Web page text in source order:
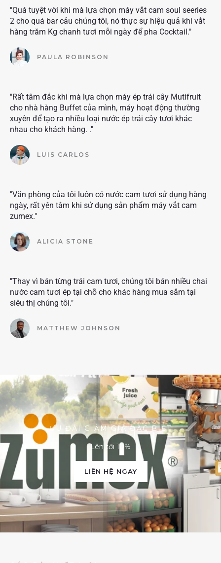
"Quá tuyệt vời khi mà lựa chọn máy vắt cam soul seeries
2 cho quá bar cảu chúng tôi, nó thực sự hiệu quả khi vắt
hàng trăm Kg chanh tươi mỗi ngày để pha Cocktail."
PAULA ROBINSON
"Rất tâm đắc khi mà lựa chọn máy ép trái cây Mutifruit
cho nhà hàng Buffet của mình, máy hoạt động thường
xuyên để tạo ra nhiều loại nước ép trái cây tươi khác
nhau cho khách hàng. ."
LUIS CARLOS
"Văn phòng của tôi luôn có nước cam tươi sử dụng hàng
ngày, rất yên tâm khi sử dụng sản phẩm máy vắt cam
zumex."
ALICIA STONE
"Thay vì bán từng trái cam tươi, chúng tôi bán nhiều chai
nước cam tươi ép tại chỗ cho khác hàng mua sắm tại
siêu thị chúng tôi."
MATTHEW JOHNSON
ƯU ĐÃI GIẢM GIÁ ĐẶC BIỆT
Lên tới 10%
LIÊN HỆ NGAY